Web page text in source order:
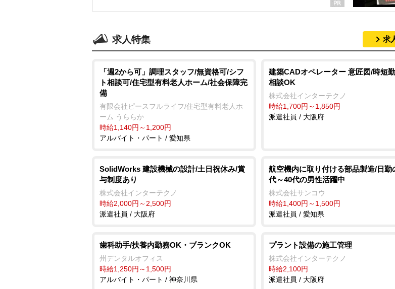
求人特集 求
「週2から可」調理スタッフ/無資格可/シフ
ト相談可/住宅型有料老人ホーム/社会保障完
備
有限会社ピースフルライフ/住宅型有料老人ホ
ーム うららか
時給1,140円～1,200円
アルバイト・パート / 愛知県
建築CADオペレーター 意匠図/時短
相談OK
株式会社インターテクノ
時給1,700円～1,850円
派遣社員 / 大阪府
SolidWorks 建設機械の設計/土日祝休み/賞
与制度あり
株式会社インターテクノ
時給2,000円～2,500円
派遣社員 / 大阪府
航空機内に取り付ける部品製造/日勤
代～40代の男性活躍中
株式会社サンコウ
時給1,400円～1,500円
派遣社員 / 愛知県
歯科助手/扶養内勤務OK・ブランクOK
州デンタルオフィス
時給1,250円～1,500円
アルバイト・パート / 神奈川県
プラント設備の施工管理
株式会社インターテクノ
時給2,100円
派遣社員 / 大阪府